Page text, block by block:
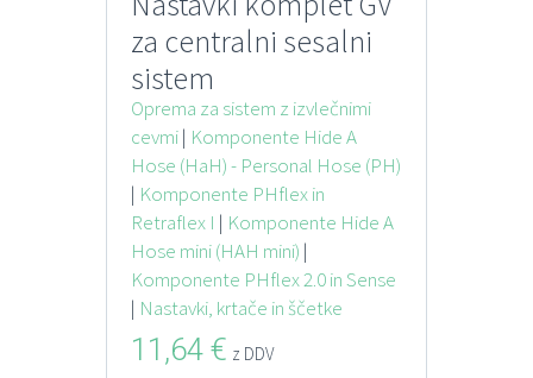
za centralni sesalni
sistem
Oprema za sistem z izvlečnimi
cevmi| Komponente Hide A
Hose (HaH) - Personal Hose (PH)
| Komponente PHflex in
Retraflex I | Komponente Hide A
Hose mini (HAH mini) |
Komponente PHflex 2.0 in Sense
| Nastavki, krtače in ščetke
11,64 € z DDV